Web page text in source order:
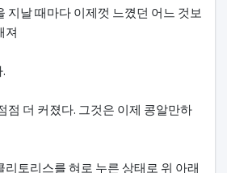
지날 때마다 이제껏 느꼈던 어느 것보
져
점 더 커졌다. 그것은 이제 콩알만하
리토리스를 혀로 누른 상태로 위 아래